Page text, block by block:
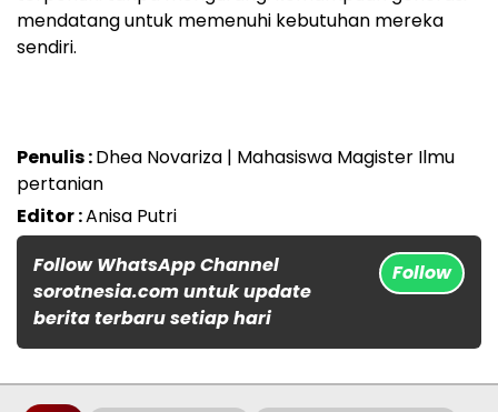
mendatang untuk memenuhi kebutuhan mereka
sendiri.
Penulis :Dhea Novariza | Mahasiswa Magister Ilmu
pertanian
Editor :Anisa Putri
Follow WhatsApp Channel
sorotnesia.com untuk update
berita terbaru setiap hari
Follow